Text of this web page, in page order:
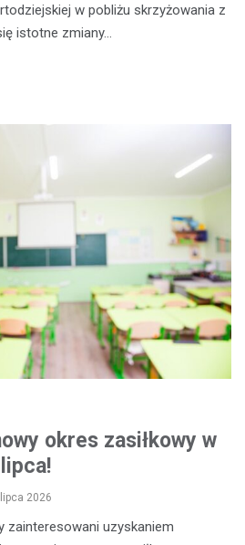
w pobliżu skrzyżowania z
istotne zmiany…
okres zasiłkowy w
2026
zainteresowani uzyskaniem